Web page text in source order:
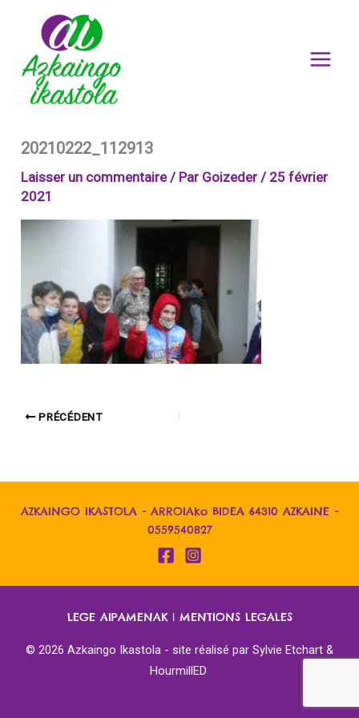
contenu
20210222_112913
Laisser un commentaire / Par Goizeder / 25 février
2021
PRÉCÉDENT
AZKAINGO IKASTOLA - ARROIAko BIDEA 64310 AZKAINE -
0559540827
LEGE AIPAMENAK| MENTIONS LEGALES
© 2026 Azkaingo Ikastola - site réalisé par Sylvie Etchart &
HourmillED